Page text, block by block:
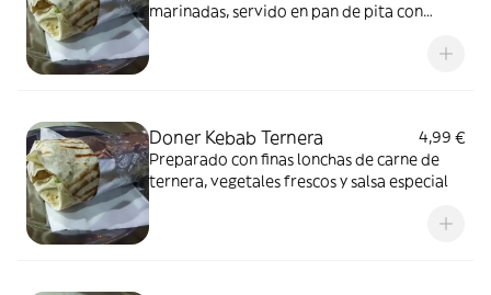
marinadas, servido en pan de pita con
Doner Kebab Ternera
4,99 €
Preparado con finas lonchas de carne de
ternera, vegetales frescos y salsa especial